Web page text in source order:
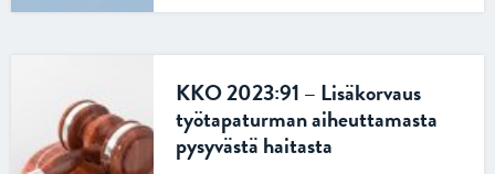
KKO 2023:91 – Lisäkorvaus
työtapaturman aiheuttamasta
pysyvästä haitasta